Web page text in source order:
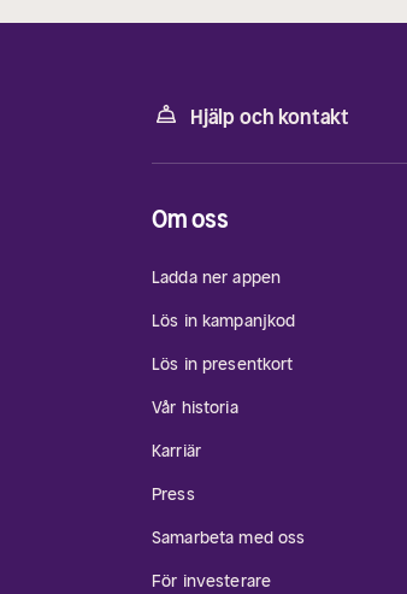
Hjälp och kontakt
Om oss
Ladda ner appen
Lös in kampanjkod
Lös in presentkort
Vår historia
Karriär
Press
Samarbeta med oss
För investerare